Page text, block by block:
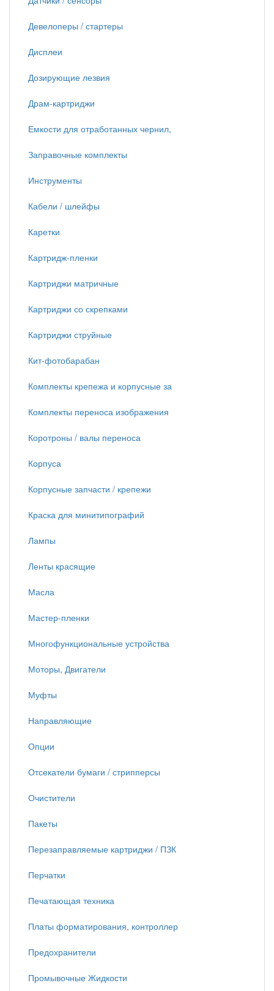
Девелоперы / стартеры
Дисплеи
Дозирующие лезвия
Драм-картриджи
Емкости для отработанных чернил,
Заправочные комплекты
Инструменты
Кабели / шлейфы
Каретки
Картридж-пленки
Картриджи матричные
Картриджи со скрепками
Картриджи струйные
Кит-фотобарабан
Комплекты крепежа и корпусные за
Комплекты переноса изображения
Коротроны / валы переноса
Корпуса
Корпусные запчасти / крепежи
Краска для минитипографий
Лампы
Ленты красящие
Масла
Мастер-пленки
Многофункциональные устройства
Моторы, Двигатели
Муфты
Направляющие
Опции
Отсекатели бумаги / стрипперсы
Очистители
Пакеты
Перезаправляемые картриджи / ПЗК
Перчатки
Печатающая техника
Платы форматирования, контроллер
Предохранители
Промывочные Жидкости